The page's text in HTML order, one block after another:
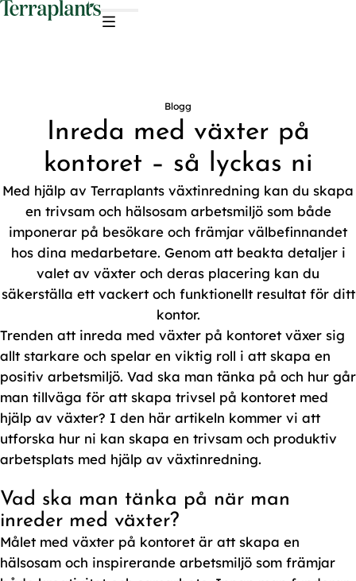
Hoppa till innehåll
Blogg
Inreda med växter på
kontoret – så lyckas ni
Med hjälp av Terraplants växtinredning kan du skapa
en trivsam och hälsosam arbetsmiljö som både
imponerar på besökare och främjar välbefinnandet
hos dina medarbetare. Genom att beakta detaljer i
valet av växter och deras placering kan du
säkerställa ett vackert och funktionellt resultat för ditt
kontor.
Trenden att inreda med växter på kontoret växer sig
allt starkare och spelar en viktig roll i att skapa en
positiv arbetsmiljö. Vad ska man tänka på och hur går
man tillväga för att skapa trivsel på kontoret med
hjälp av växter? I den här artikeln kommer vi att
utforska hur ni kan skapa en trivsam och produktiv
arbetsplats med hjälp av växtinredning.
Vad ska man tänka på när man
inreder med växter?
Målet med växter på kontoret är att skapa en
hälsosam och inspirerande arbetsmiljö som främjar